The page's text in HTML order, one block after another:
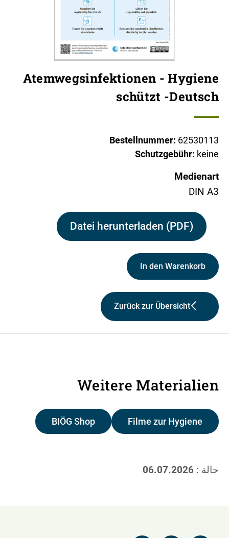
Atemwegsinfektionen - Hygiene
schützt -Deutsch
Bestellnummer: 62530113
Schutzgebühr: keine
Medienart
DIN A3
Datei herunterladen (PDF)
In den Warenkorb
Zurück zur Übersicht
Weitere Materialien
Filme zur Hygiene
BIÖG Shop
حالة : 06.07.2026